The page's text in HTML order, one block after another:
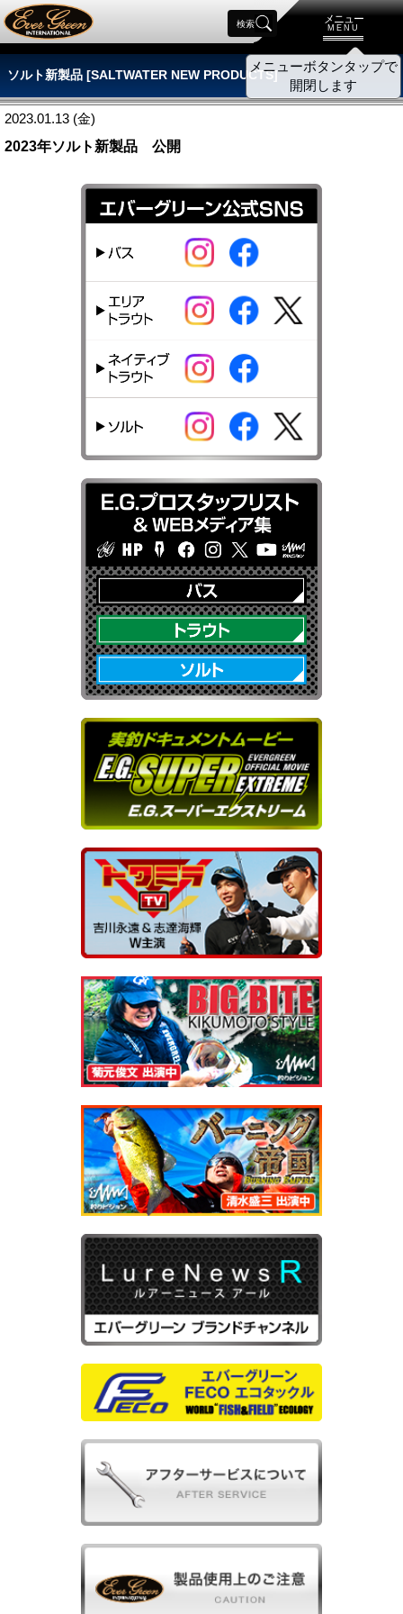
メニュー
MENU
メニューボタンタップで
開閉します
検索
ソルト新製品 [SALTWATER NEW PRODUCTS]
2023.01.13 (金)
2023年ソルト新製品 公開